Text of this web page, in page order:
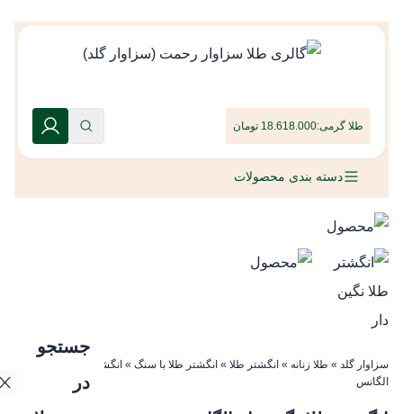
طلا گرمی:18.618.000 تومان
جستجو
در
دسته بندی محصولات
سزاوار گلد » طلا زنانه » انگشتر طلا » انگشتر طلا با سنگ » انگشتر طلا نگین دار
الگانس